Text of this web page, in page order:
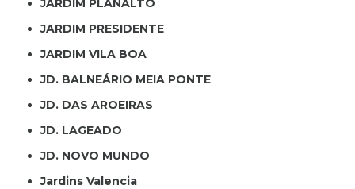
JARDIM PLANALTO
JARDIM PRESIDENTE
JARDIM VILA BOA
JD. BALNEÁRIO MEIA PONTE
JD. DAS AROEIRAS
JD. LAGEADO
JD. NOVO MUNDO
Jardins Valencia